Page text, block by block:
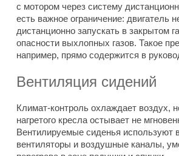
с мотором через систему
есть важное ограничение: двигатель
дистанционно запускать в закрытом
опасности выхлопных газов. Такое
например, прямо содержится в
Вентиляция сидений
Климат-контроль охлаждает воздух,
нагретого кресла остывает не
Вентилируемые сиденья используют
вентиляторы и воздушные каналы,